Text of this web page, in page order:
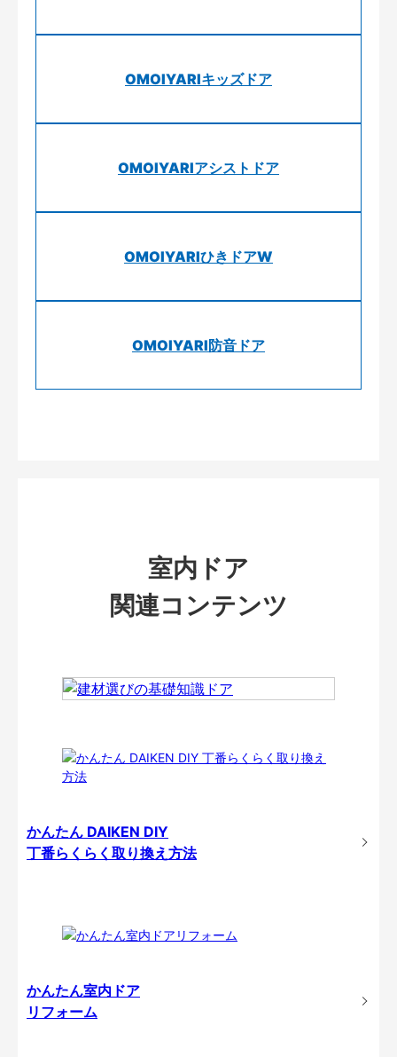
OMOIYARIキッズドア
OMOIYARIアシストドア
OMOIYARIひきドアW
OMOIYARI防音ドア
室内ドア
関連コンテンツ
かんたん DAIKEN DIY
丁番らくらく取り換え方法
かんたん室内ドア
リフォーム